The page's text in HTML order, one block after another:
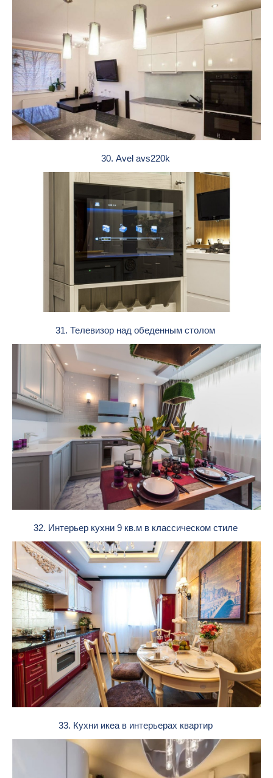
30. Avel avs220k
31. Телевизор над обеденным столом
32. Интерьер кухни 9 кв.м в классическом стиле
33. Кухни икеа в интерьерах квартир